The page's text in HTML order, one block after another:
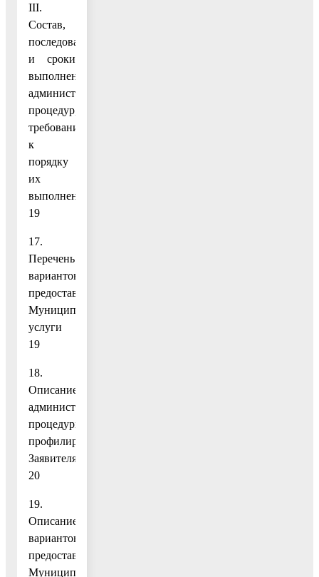
III.
Состав,
последовательность
и сроки
выполнения
административных
процедур,
требования
к
порядку
их
выполнения
19
17.
Перечень
вариантов
предоставления
Муниципальной
услуги
19
18.
Описание
административной
процедуры
профилирования
Заявителя
20
19.
Описание
вариантов
предоставления
Муниципальной